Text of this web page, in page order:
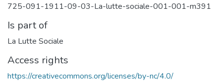
725-091-1911-09-03-La-lutte-sociale-001-001-m391
Is part of
La Lutte Sociale
Access rights
https://creativecommons.org/licenses/by-nc/4.0/